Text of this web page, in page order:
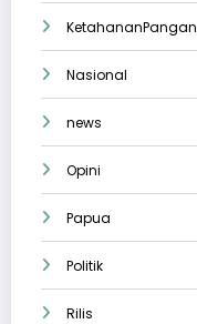
KetahananPangan
Nasional
news
Opini
Papua
Politik
Rilis